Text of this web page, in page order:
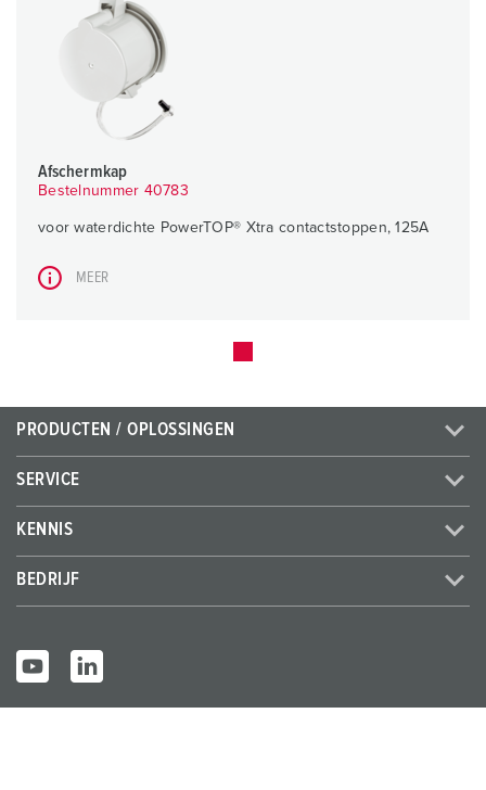
Afschermkap
Bestelnummer 40783
voor waterdichte PowerTOP® Xtra contactstoppen, 125A
MEER
PRODUCTEN / OPLOSSINGEN
SERVICE
KENNIS
BEDRIJF